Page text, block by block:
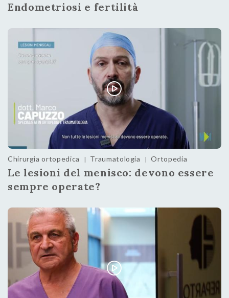
Endometriosi e fertilità
Chirurgia ortopedica | Traumatologia | Ortopedia
Le lesioni del menisco: devono essere
sempre operate?